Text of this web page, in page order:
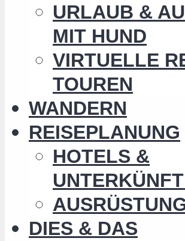
URLAUB &
MIT HUND
VIRTUELLE
TOUREN
WANDERN
REISEPLANUNG
HOTELS &
DIES & DAS